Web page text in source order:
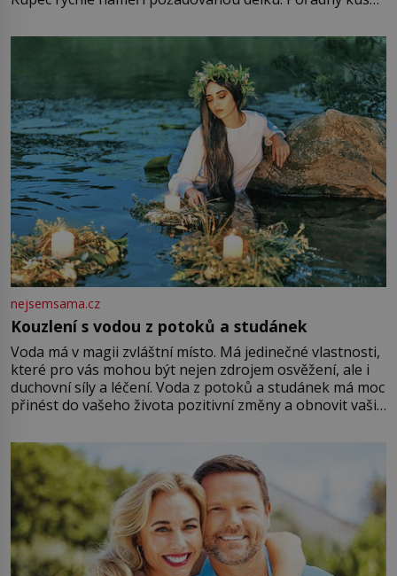
milostpaní. Stačí jenom na sukni,“ zhodnotí švadlena
množství růžového mušelínu. „Ošidili vás, podívejte.“
nejsemsama.cz
Kouzlení s vodou z potoků a studánek
Voda má v magii zvláštní místo. Má jedinečné vlastnosti,
které pro vás mohou být nejen zdrojem osvěžení, ale i
duchovní síly a léčení. Voda z potoků a studánek má moc
přinést do vašeho života pozitivní změny a obnovit vaši
můžete obohatit své rituály a přinést do svého života
větší harmonii a klid. Je důležité